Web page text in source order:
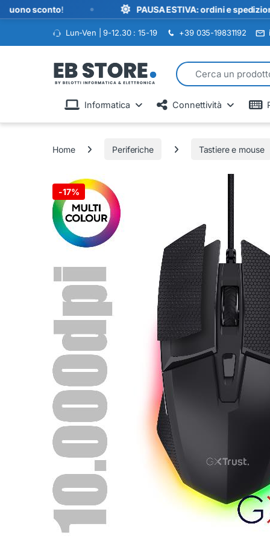
! • PAUSA ESTIVA: ordini e spedizioni
Lun-Ven | 9-12.30 : 15-19 +39 035-19831192
Search for:
Informatica Connettività
Home Periferiche Tastiere e mouse
-17%